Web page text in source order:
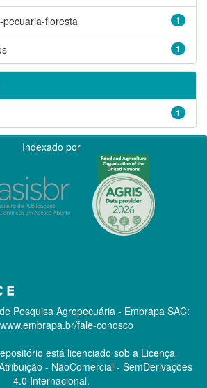
1
floresta
1
1
Indexado por
Pesquisa Agropecuária - Embrapa SAC:
fale-conosco
está licenciado sob a Licença
- NãoComercial - SemDerivações
4.0 Internacional.